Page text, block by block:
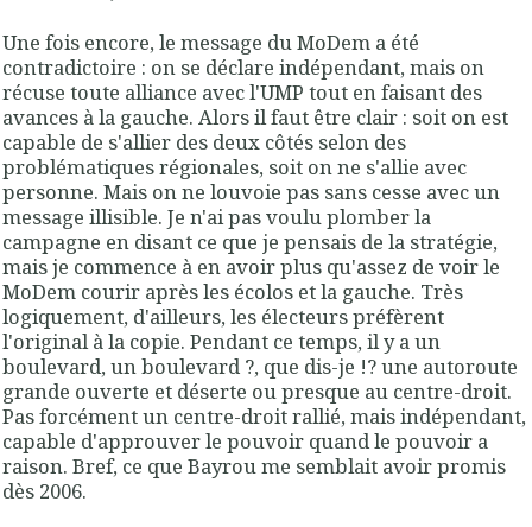
Une fois encore, le message du MoDem a été
contradictoire : on se déclare indépendant, mais on
récuse toute alliance avec l'UMP tout en faisant des
avances à la gauche. Alors il faut être clair : soit on est
capable de s'allier des deux côtés selon des
problématiques régionales, soit on ne s'allie avec
personne. Mais on ne louvoie pas sans cesse avec un
message illisible. Je n'ai pas voulu plomber la
campagne en disant ce que je pensais de la stratégie,
mais je commence à en avoir plus qu'assez de voir le
MoDem courir après les écolos et la gauche. Très
logiquement, d'ailleurs, les électeurs préfèrent
l'original à la copie. Pendant ce temps, il y a un
boulevard, un boulevard ?, que dis-je !? une autoroute
grande ouverte et déserte ou presque au centre-droit.
Pas forcément un centre-droit rallié, mais indépendant,
capable d'approuver le pouvoir quand le pouvoir a
raison. Bref, ce que Bayrou me semblait avoir promis
dès 2006.